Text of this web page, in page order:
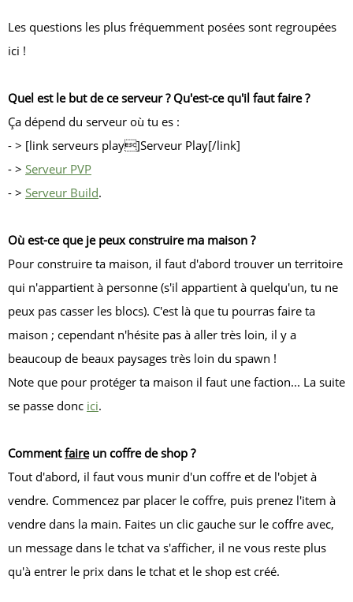
Les questions les plus fréquemment posées sont regroupées
ici !
Quel est le but de ce serveur ? Qu'est-ce qu'il faut faire ?
Ça dépend du serveur où tu es :
- > [link serveurs play]Serveur Play[/link]
- > Serveur PVP
- > Serveur Build.
Où est-ce que je peux construire ma maison ?
Pour construire ta maison, il faut d'abord trouver un territoire
qui n'appartient à personne (s'il appartient à quelqu'un, tu ne
peux pas casser les blocs). C'est là que tu pourras faire ta
maison ; cependant n'hésite pas à aller très loin, il y a
beaucoup de beaux paysages très loin du spawn !
Note que pour protéger ta maison il faut une faction... La suite
se passe donc ici.
Commentfaireun coffre de shop ?
Tout d'abord, il faut vous munir d'un coffre et de l'objet à
vendre. Commencez par placer le coffre, puis prenez l'item à
vendre dans la main. Faites un clic gauche sur le coffre avec,
un message dans le tchat va s'afficher, il ne vous reste plus
qu'à entrer le prix dans le tchat et le shop est créé.